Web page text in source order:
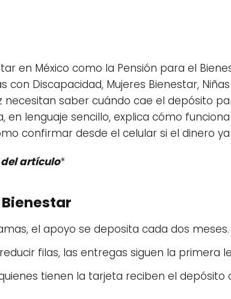
en México como la Pensión para el
con Discapacidad, Mujeres Bienestar,
necesitan saber cuándo cae el depósito
en lenguaje sencillo, explica cómo
confirmar desde el celular si el dinero
artículo*
el apoyo se deposita cada dos meses.
filas, las entregas siguen la primera
tienen la tarjeta reciben el depósito